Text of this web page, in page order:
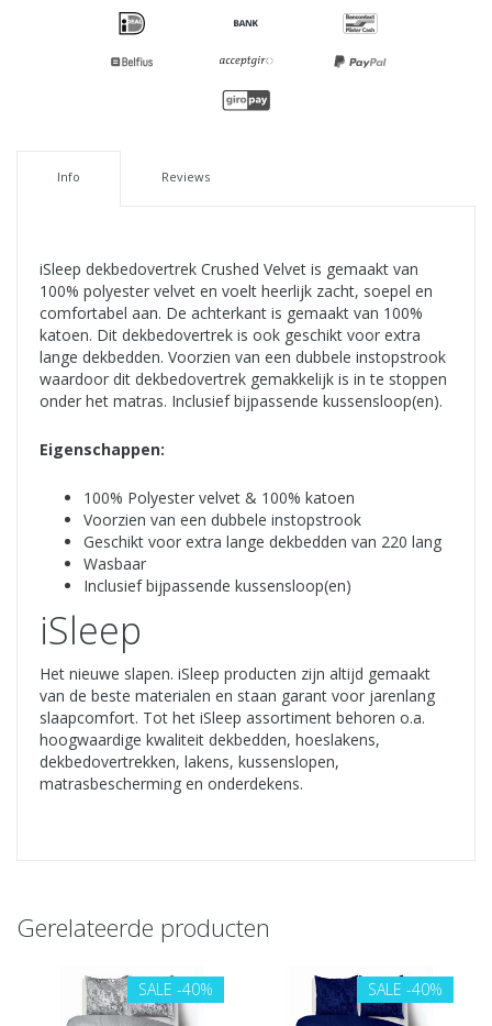
Info Reviews
iSleep dekbedovertrek Crushed Velvet is gemaakt van
100% polyester velvet en voelt heerlijk zacht, soepel en
comfortabel aan. De achterkant is gemaakt van 100%
katoen. Dit dekbedovertrek is ook geschikt voor extra
lange dekbedden. Voorzien van een dubbele instopstrook
waardoor dit dekbedovertrek gemakkelijk is in te stoppen
onder het matras. Inclusief bijpassende kussensloop(en).
Eigenschappen:
100% Polyester velvet & 100% katoen
Voorzien van een dubbele instopstrook
Geschikt voor extra lange dekbedden van 220 lang
Wasbaar
Inclusief bijpassende kussensloop(en)
iSleep
Het nieuwe slapen. iSleep producten zijn altijd gemaakt
van de beste materialen en staan garant voor jarenlang
slaapcomfort. Tot het iSleep assortiment behoren o.a.
hoogwaardige kwaliteit dekbedden, hoeslakens,
dekbedovertrekken, lakens, kussenslopen,
matrasbescherming en onderdekens.
Gerelateerde producten
SALE -40% SALE -40%